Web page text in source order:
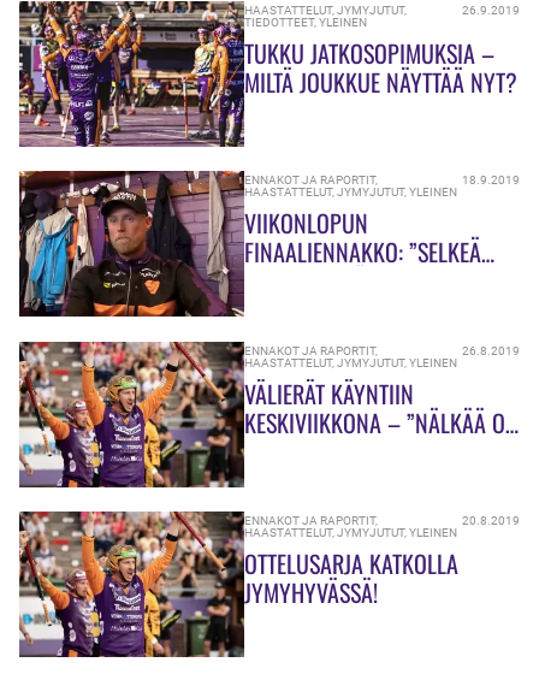
HAASTATTELUT,JYMYJUTUT,
TIEDOTTEET,YLEINEN
26.9.2019
TUKKU JATKOSOPIMUKSIA –
MILTÄ JOUKKUE NÄYTTÄÄ NYT?
ENNAKOT JA RAPORTIT,
HAASTATTELUT,JYMYJUTUT,YLEINEN
18.9.2019
VIIKONLOPUN
FINAALIENNAKKO: ”SELKEÄ
ENNAKOT JA RAPORTIT,
HAASTATTELUT,JYMYJUTUT,YLEINEN
26.8.2019
VÄLIERÄT KÄYNTIIN
KESKIVIIKKONA – ”NÄLKÄÄ ON
ENNAKOT JA RAPORTIT,
HAASTATTELUT,JYMYJUTUT,YLEINEN
20.8.2019
OTTELUSARJA KATKOLLA
JYMYHYVÄSSÄ!